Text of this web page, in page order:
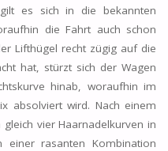
es sich in die bekannten
die Fahrt auch schon
Lifthügel recht zügig auf die
hat, stürzt sich der Wagen
hinab, woraufhin im
absolviert wird. Nach einem
vier Haarnadelkurven in
einer rasanten Kombination